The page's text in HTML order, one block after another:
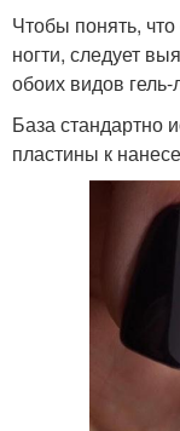
Чтобы понять,
ногти, следует
обоих видов гель-
База стандартно
пластины к